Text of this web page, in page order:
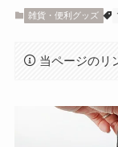
雑貨・便利グッズ
当ページのリ